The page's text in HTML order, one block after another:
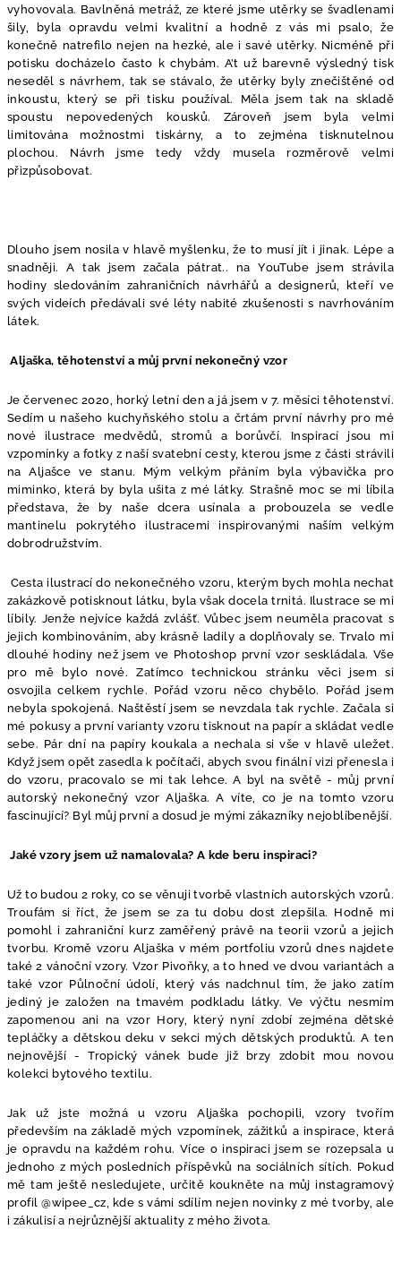
vyhovovala. Bavlněná metráž, ze které jsme utěrky se švadlenami
šily, byla opravdu velmi kvalitní a hodně z vás mi psalo, že
konečně natrefilo nejen na hezké, ale i savé utěrky. Nicméně při
potisku docházelo často k chybám. A’t už barevně výsledný tisk
neseděl s návrhem, tak se stávalo, že utěrky byly znečištěné od
inkoustu, který se při tisku používal. Měla jsem tak na skladě
spoustu nepovedených kousků. Zároveň jsem byla velmi
limitována možnostmi tiskárny, a to zejména tisknutelnou
plochou. Návrh jsme tedy vždy musela rozměrově velmi
přizpůsobovat.
Dlouho jsem nosila v hlavě myšlenku, že to musí jít i jinak. Lépe a
snadněji. A tak jsem začala pátrat.. na YouTube jsem strávila
hodiny sledováním zahraničních návrhářů a designerů, kteří ve
svých videích předávali své léty nabité zkušenosti s navrhováním
látek.
Aljaška, těhotenství a můj první nekonečný vzor
Je červenec 2020, horký letní den a já jsem v 7. měsíci těhotenství.
Sedím u našeho kuchyňského stolu a črtám první návrhy pro mé
nové ilustrace medvědů, stromů a borůvčí. Inspirací jsou mi
vzpomínky a fotky z naší svatební cesty, kterou jsme z části strávili
na Aljašce ve stanu. Mým velkým přáním byla výbavička pro
miminko, která by byla ušita z mé látky. Strašně moc se mi líbila
představa, že by naše dcera usínala a probouzela se vedle
mantinelu pokrytého ilustracemi inspirovanými naším velkým
dobrodružstvím.
Cesta ilustrací do nekonečného vzoru, kterým bych mohla nechat
zakázkově potisknout látku, byla však docela trnitá. Ilustrace se mi
líbily. Jenže nejvíce každá zvlášť. Vůbec jsem neuměla pracovat s
jejich kombinováním, aby krásně ladily a doplňovaly se. Trvalo mi
dlouhé hodiny než jsem ve Photoshop první vzor seskládala. Vše
pro mě bylo nové. Zatímco technickou stránku věci jsem si
osvojila celkem rychle. Pořád vzoru něco chybělo. Pořád jsem
nebyla spokojená. Naštěstí jsem se nevzdala tak rychle. Začala si
mé pokusy a první varianty vzoru tisknout na papír a skládat vedle
sebe. Pár dní na papíry koukala a nechala si vše v hlavě uležet.
Když jsem opět zasedla k počítači, abych svou finální vizi přenesla i
do vzoru, pracovalo se mi tak lehce. A byl na světě - můj první
autorský nekonečný vzor Aljaška. A víte, co je na tomto vzoru
fascinující? Byl můj první a dosud je mými zákazníky nejoblíbenější.
Jaké vzory jsem už namalovala? A kde beru inspiraci?
Už to budou 2 roky, co se věnuji tvorbě vlastních autorských vzorů.
Troufám si říct, že jsem se za tu dobu dost zlepšila. Hodně mi
pomohl i zahraniční kurz zaměřený právě na teorii vzorů a jejich
tvorbu. Kromě vzoru Aljaška v mém portfoliu vzorů dnes najdete
také 2 vánoční vzory. Vzor Pivoňky, a to hned ve dvou variantách a
také vzor Půlnoční údolí, který vás nadchnul tím, že jako zatím
jediný je založen na tmavém podkladu látky. Ve výčtu nesmím
zapomenou ani na vzor Hory, který nyní zdobí zejména dětské
tepláčky a dětskou deku v sekci mých dětských produktů. A ten
nejnovější - Tropický vánek bude již brzy zdobit mou novou
kolekci bytového textilu.
Jak už jste možná u vzoru Aljaška pochopili, vzory tvořím
především na základě mých vzpomínek, zážitků a inspirace, která
je opravdu na každém rohu. Více o inspiraci jsem se rozepsala u
jednoho z mých posledních příspěvků na sociálních sítích. Pokud
mě tam ještě nesledujete, určitě koukněte na můj instagramový
profil @wipee_cz, kde s vámi sdílím nejen novinky z mé tvorby, ale
i zákulisí a nejrůznější aktuality z mého života.